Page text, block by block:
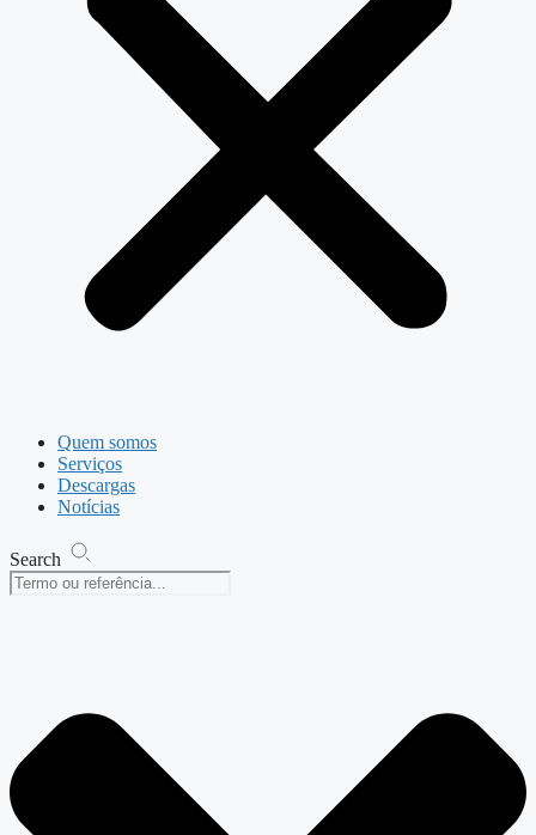
Quem somos
Serviços
Descargas
Notícias
Search